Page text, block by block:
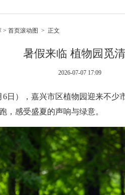
> 首页滚动图 > 正文
暑假来临 植物园觅
2026-07-07 17:09
6日），嘉兴市区植物园迎来不少
，感受盛夏的声响与绿意。